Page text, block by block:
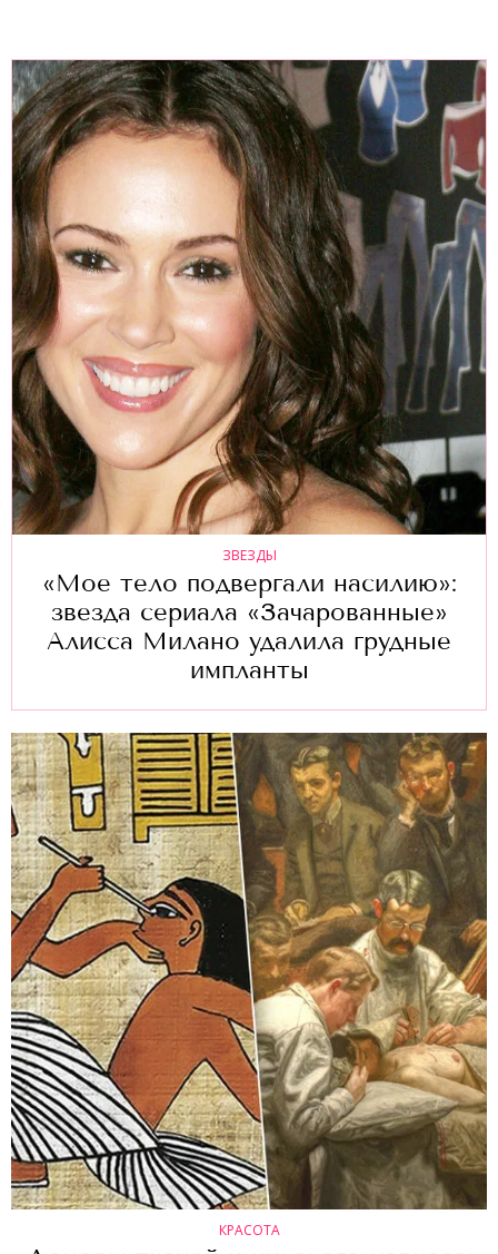
ЗВЕЗДЫ
«Мое тело подвергали насилию»:
звезда сериала «Зачарованные»
Алисса Милано удалила грудные
импланты
КРАСОТА